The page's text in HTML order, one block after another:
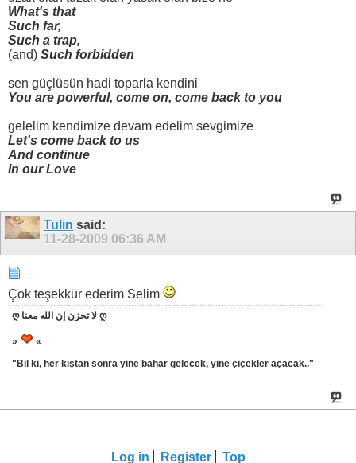
What's that
Such far,
Such a trap,
(and) Such forbidden
sen güçlüsün hadi toparla kendini
You are powerful, come on, come back to you
gelelim kendimize devam edelim sevgimize
Let's come back to us
And continue
In our Love
Tulin said:
11-28-2009 06:36 AM
Çok teşekkür ederim Selim
ღ لا تحزن إن الله معنا ღ
»
«
"Bil ki, her kıştan sonra yine bahar gelecek, yine çiçekler açacak.."
Log in Register Top